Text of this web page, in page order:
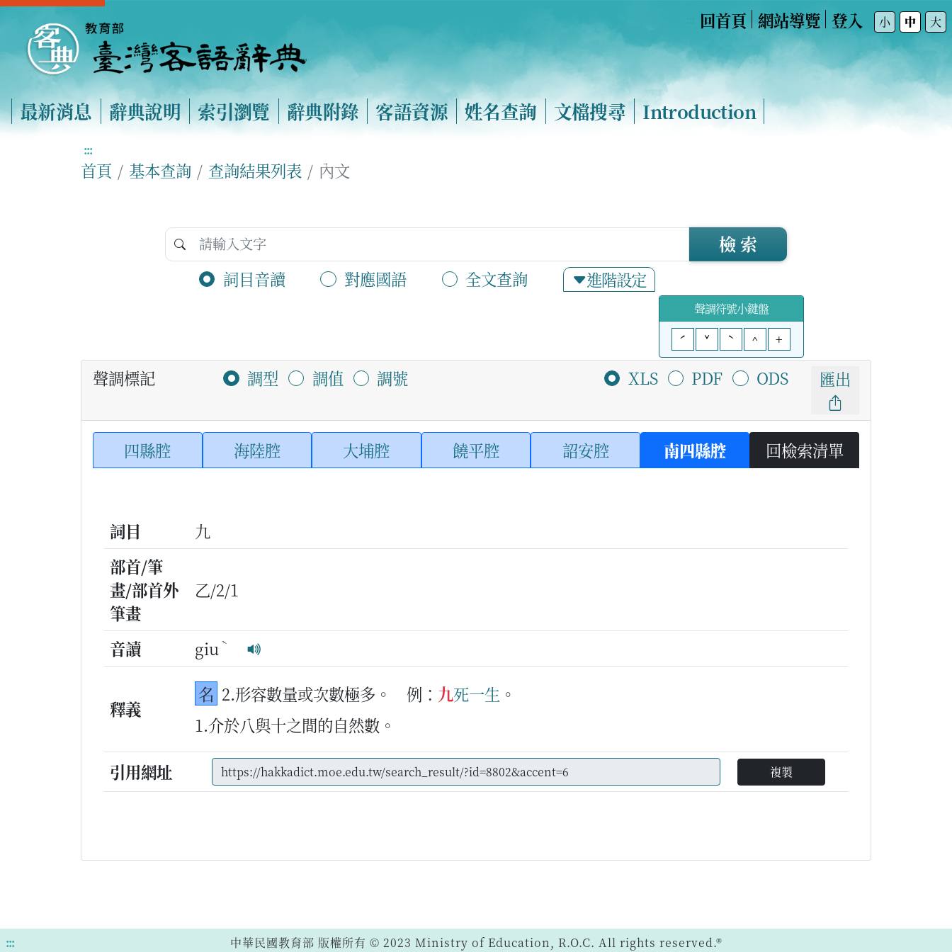
回首頁 網站導覽 登入 小 中 大
最新消息 辭典說明 索引瀏覽 辭典附錄 客語資源 姓名查詢 文檔搜尋 Introduction
:::
首頁 基本查詢 查詢結果列表 內文
詞目音讀 對應國語 全文查詢 進階設定
檢 索
聲調符號小鍵盤
ˊ
ˇ ˋ ^ +
聲調標記 調型 調值 調號 XLS PDF ODS 匯出
四縣腔 海陸腔 大埔腔 饒平腔 詔安腔 南四縣腔 回檢索清單
詞目
九
部首/筆
畫/部首外
筆畫
乙/2/1
音讀 giu ˋ
釋義
名 2.形容數量或次數極多。 例： 九死一生 。
1.介於八與十之間的自然數。
引用網址 複製
:::
中華民國教育部 版權所有 © 2023 Ministry of Education, R.O.C. All rights reserved.®